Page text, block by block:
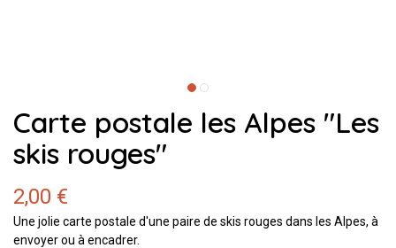
Carte postale les Alpes "Les
skis rouges"
2,00 €
Une jolie carte postale d'une paire de skis rouges dans les Alpes, à
envoyer ou à encadrer.